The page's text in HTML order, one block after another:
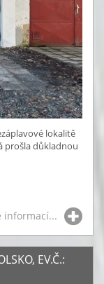
lokalitě
prošla důkladnou
informací...
EV.Č.: